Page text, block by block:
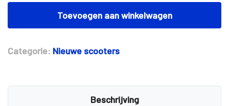
Sym
IIi
Toevoegen aan winkelwagen
Categorie: Nieuwe scooters
Beschrijving